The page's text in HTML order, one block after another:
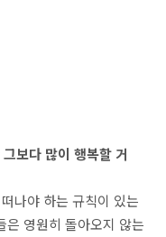
보다 많이 행복할 거
나야 하는 규칙이 있는
은 영원히 돌아오지 않는